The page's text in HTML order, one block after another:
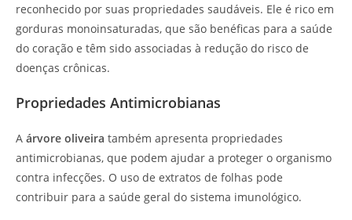
reconhecido por suas propriedades saudáveis. Ele é rico em
gorduras monoinsaturadas, que são benéficas para a saúde
do coração e têm sido associadas à redução do risco de
doenças crônicas.
Propriedades Antimicrobianas
A árvore oliveira também apresenta propriedades
antimicrobianas, que podem ajudar a proteger o organismo
contra infecções. O uso de extratos de folhas pode
contribuir para a saúde geral do sistema imunológico.